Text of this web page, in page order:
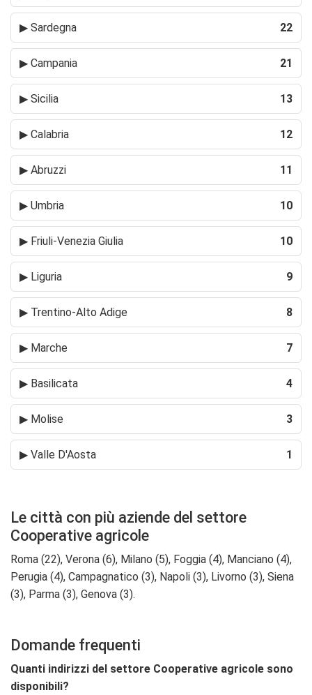
▶ Sardegna 22
▶ Campania 21
▶ Sicilia 13
▶ Calabria 12
▶ Abruzzi 11
▶ Umbria 10
▶ Friuli-Venezia Giulia 10
▶ Liguria 9
▶ Trentino-Alto Adige 8
▶ Marche 7
▶ Basilicata 4
▶ Molise 3
▶ Valle D'Aosta 1
Le città con più aziende del settore
Cooperative agricole
Roma (22), Verona (6), Milano (5), Foggia (4), Manciano (4),
Perugia (4), Campagnatico (3), Napoli (3), Livorno (3), Siena
(3), Parma (3), Genova (3).
Domande frequenti
Quanti indirizzi del settore Cooperative agricole sono
disponibili?